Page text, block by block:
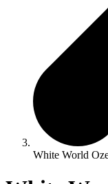
White World